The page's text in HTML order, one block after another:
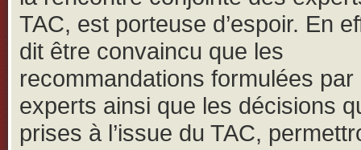
TAC, est porteuse d’espoir. En
dit être convaincu que les
recommandations formulées par
experts ainsi que les décisions
prises à l’issue du TAC,